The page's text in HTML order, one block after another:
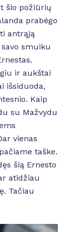
šio požiūrių
prabėgo
antrąją
smuiku
ir aukštai
išsiduoda,
Kaip
su Mažvydu
vienas
taške.
šią Ernesto
atidžiau
Tačiau